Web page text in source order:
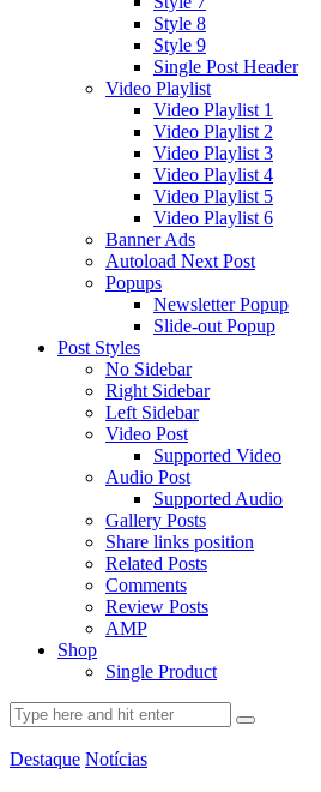
Style 8
Style 9
Single Post Header
Video Playlist
Video Playlist 1
Video Playlist 2
Video Playlist 3
Video Playlist 4
Video Playlist 5
Video Playlist 6
Banner Ads
Autoload Next Post
Popups
Newsletter Popup
Slide-out Popup
Post Styles
No Sidebar
Right Sidebar
Left Sidebar
Video Post
Supported Video
Audio Post
Supported Audio
Gallery Posts
Share links position
Related Posts
Comments
Review Posts
AMP
Shop
Single Product
Destaque Notícias